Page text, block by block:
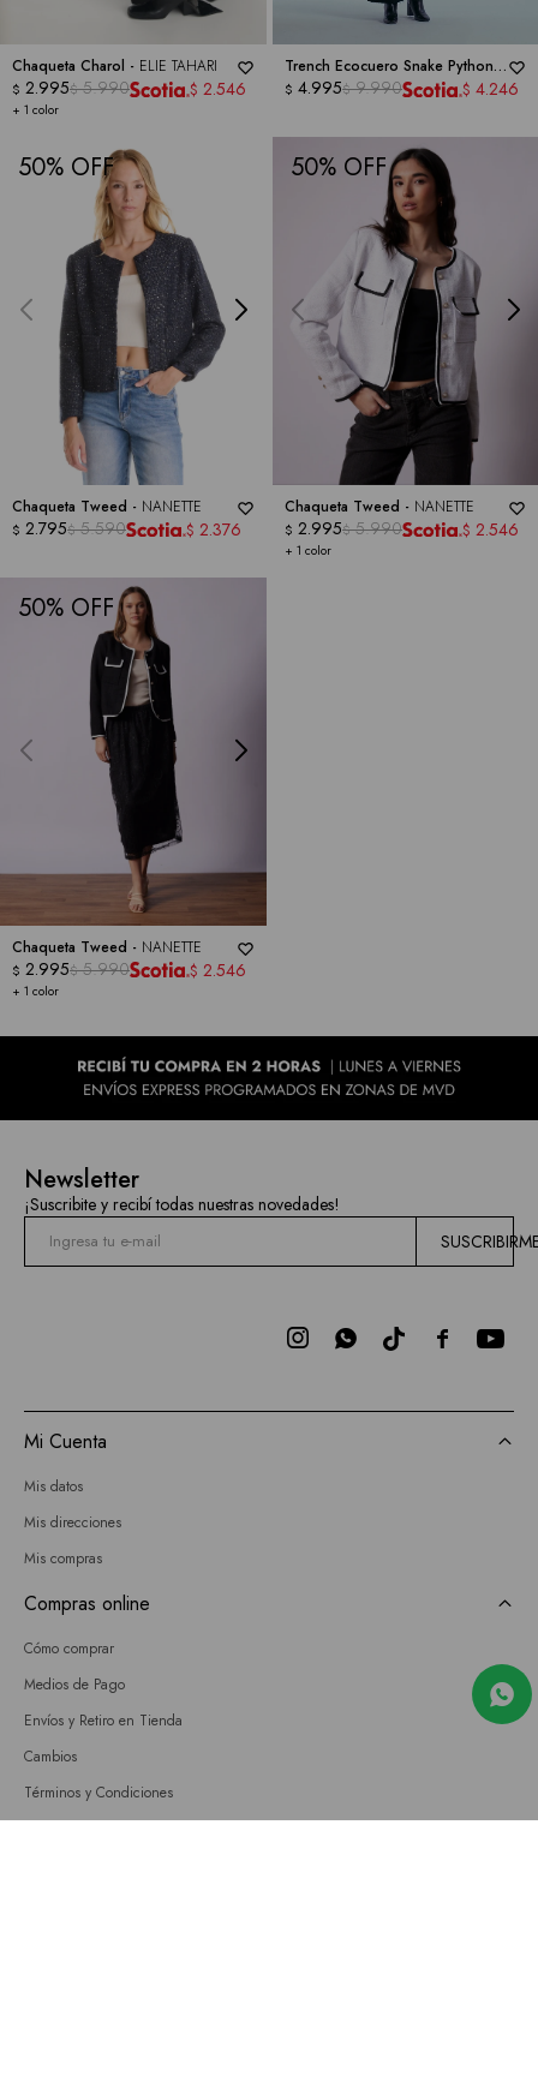
Chaqueta Charol - ELIE TAHARI
+ 1 color
$ 2.995$ 5.990 $ 2.546
Trench Ecocuero Snake Python -
BCBGMAXAZRIA
$ 4.995$ 9.990 $ 4.246
50
Chaqueta Tweed - NANETTE
$ 2.795$ 5.590 $ 2.376
50
Chaqueta Tweed - NANETTE
+ 1 color
$ 2.995$ 5.990 $ 2.546
50
Chaqueta Tweed - NANETTE
+ 1 color
$ 2.995$ 5.990 $ 2.546
Newsletter
¡Suscribite y recibí todas nuestras novedades!

 
Mi Cuenta
Mis datos
Mis direcciones
Mis compras
Compras online
Cómo comprar
Medios de Pago
Envíos y Retiro en Tienda
Cambios
Términos y Condiciones